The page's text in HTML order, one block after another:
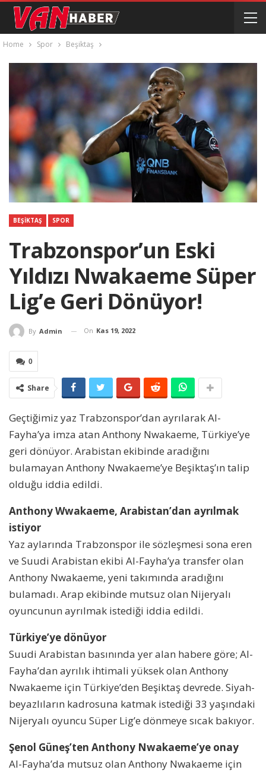
Home Spor Beşiktaş
BEŞIKTAŞ SPOR
Trabzonspor’un Eski
Yıldızı Nwakaeme Süper
Lig’e Geri Dönüyor!
By Admin On Kas 19, 2022
0
Share
Geçtiğimiz yaz Trabzonspor’dan ayrılarak Al-
Fayha’ya imza atan Anthony Nwakaeme, Türkiye’ye
geri dönüyor. Arabistan ekibinde aradığını
bulamayan Anthony Nwakaeme’ye Beşiktaş’ın talip
olduğu iddia edildi.
Anthony Wwakaeme, Arabistan’dan ayrılmak
istiyor
Yaz aylarında Trabzonspor ile sözleşmesi sona eren
ve Suudi Arabistan ekibi Al-Fayha’ya transfer olan
Anthony Nwakaeme, yeni takımında aradığını
bulamadı. Arap ekibinde mutsuz olan Nijeryalı
oyuncunun ayrılmak istediği iddia edildi.
Türkiye’ye dönüyor
Suudi Arabistan basınında yer alan habere göre; Al-
Fayha’dan ayrılık ihtimali yüksek olan Anthony
Nwakaeme için Türkiye’den Beşiktaş devrede. Siyah-
beyazlıların kadrosuna katmak istediği 33 yaşındaki
Nijeryalı oyuncu Süper Lig’e dönmeye sıcak bakıyor.
Şenol Güneş’ten Anthony Nwakaeme’ye onay
Al-Fayha’da mutsuz olan Anthony Nwakaeme için